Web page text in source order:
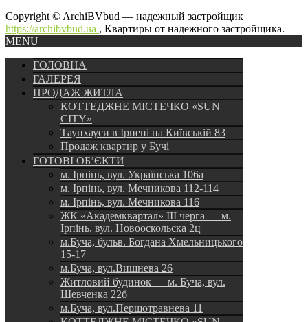
Copyright © ArchiBVbud — надежный застройщик
https://archibvbud.ua , Квартиры от надежного застройщика.
MENU
ГОЛОВНА
ГАЛЕРЕЯ
ПРОДАЖ ЖИТЛА
КОТТЕДЖНЕ МІСТЕЧКО «SUN
CITY»
Таунхауси в Ірпені на Київській 83
Продаж квартир у Бучі
ГОТОВІ ОБ’ЄКТИ
м. Ірпінь, вул. Українська 106а
м. Ірпінь, вул. Мечникова 112-114
м. Ірпінь, вул. Мечникова 116
ЖК «Академквартал» III черга — м.
Ірпінь, вул. Новооскольска 2ц
м.Буча, бульв. Богдана Хмельницького
15-17
м.Буча, вул.Вишнева 26
Житловий будинок — м. Буча, вул.
Шевченка 22б
м.Буча, вул.Першотравнева 11